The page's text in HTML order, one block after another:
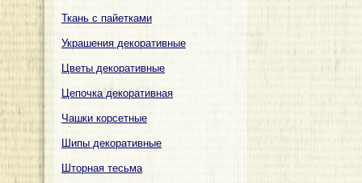
Ткань с пайетками
Украшения декоративные
Цветы декоративные
Цепочка декоративная
Чашки корсетные
Шипы декоративные
Шторная тесьма